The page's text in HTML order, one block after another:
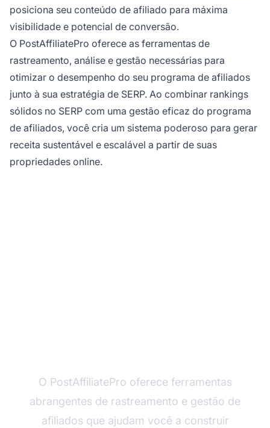
posiciona seu conteúdo de afiliado para máxima
visibilidade e potencial de conversão.
O PostAffiliatePro oferece as ferramentas de
rastreamento, análise e gestão necessárias para
otimizar o desempenho do seu programa de afiliados
junto à sua estratégia de SERP. Ao combinar rankings
sólidos no SERP com uma gestão eficaz do programa
de afiliados, você cria um sistema poderoso para gerar
receita sustentável e escalável a partir de suas
propriedades online.
O PostAffiliatePro oferece ferramentas
abrangentes de rastreamento e gestão de
afiliados que ajudam você a construir